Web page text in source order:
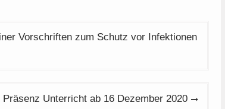
Vorschriften zum Schutz vor Infektionen
Unterricht ab 16 Dezember 2020